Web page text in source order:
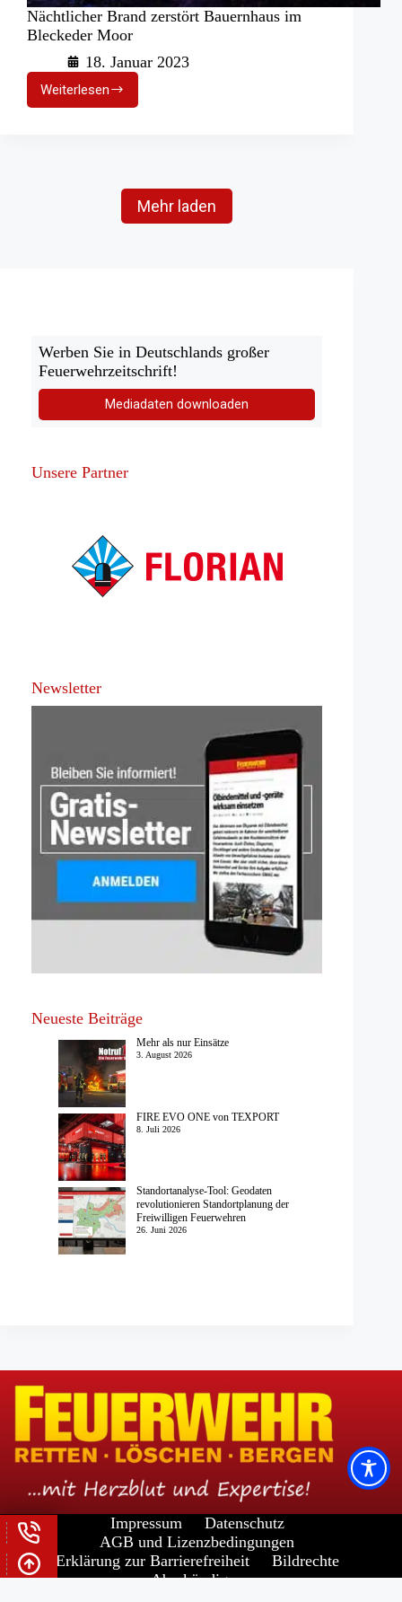
Nächtlicher Brand zerstört Bauernhaus im
Bleckeder Moor
18. Januar 2023
WeiterlesenNächtlicher
Brand
Mehr laden
Werben Sie in Deutschlands großer
Feuerwehrzeitschrift!
Mediadaten downloaden
Unsere Partner
Newsletter
Neueste Beiträge
Mehr als nur Einsätze
3. August 2026
FIRE EVO ONE von TEXPORT
8. Juli 2026
Standortanalyse-Tool: Geodaten
revolutionieren Standortplanung der
Freiwilligen Feuerwehren
26. Juni 2026
Impressum
Datenschutz
AGB und Lizenzbedingungen
Erklärung zur Barrierefreiheit
Bildrechte
Abo kündigen